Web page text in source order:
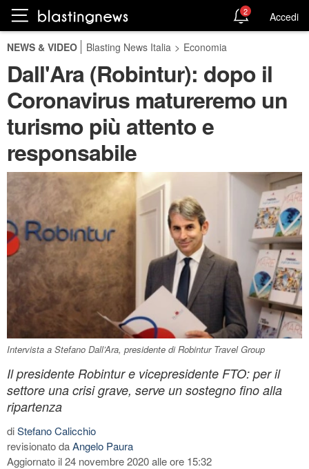
2 Accedi
NEWS & VIDEO Blasting News Italia > Economia
Dall'Ara (Robintur): dopo il
Coronavirus matureremo un
turismo più attento e
responsabile
Intervista a Stefano Dall’Ara, presidente di Robintur Travel Group
Il presidente Robintur e vicepresidente FTO: per il
settore una crisi grave, serve un sostegno fino alla
ripartenza
diStefano Calicchio
revisionato daAngelo Paura
Aggiornato il 24 novembre 2020 alle ore 15:32